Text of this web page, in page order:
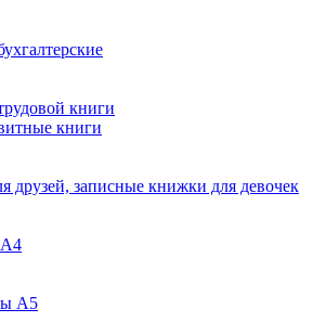
книги
книги
друзей, записные книжки для девочек
А5